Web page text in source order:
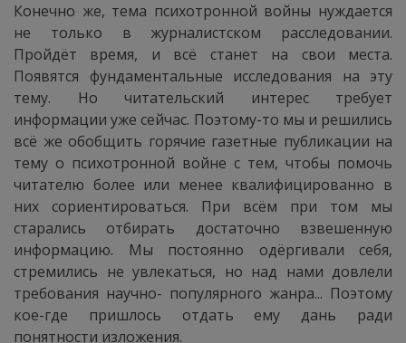
Конечно же, тема психотронной войны нуждается
не только в журналистском расследовании.
Пройдёт время, и всё станет на свои места.
Появятся фундаментальные исследования на эту
тему. Но читательский интерес требует
информации уже сейчас. Поэтому-то мы и решились
всё же обобщить горячие газетные публикации на
тему о психотронной войне с тем, чтобы помочь
читателю более или менее квалифицированно в
них сориентироваться. При всём при том мы
старались отбирать достаточно взвешенную
информацию. Мы постоянно одёргивали себя,
стремились не увлекаться, но над нами довлели
требования научно- популярного жанра... Поэтому
кое-где пришлось отдать ему дань ради
понятности изложения.